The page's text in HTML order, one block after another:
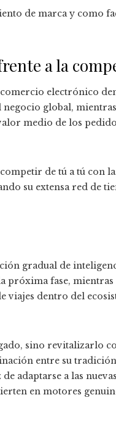
de marca y como
a la
electrónico
global,
medio de los
de tú a tú con
su extensa red de
gradual de
próxima fase,
viajes dentro del
sino revitalizarlo
entre su
adaptarse a las
en motores